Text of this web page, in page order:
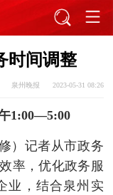
时间调整
泉州晚报 2023-05-31 08:26
1:00—5:00
）记者从市政务
率，优化政务服
业，结合泉州实